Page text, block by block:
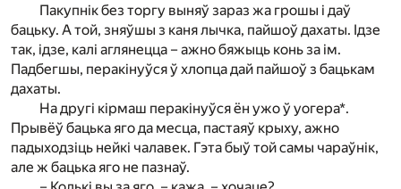
Пакупнік без торгу выняў зараз жа грошы і даў
бацьку. А той, зняўшы з каня лычка, пайшоў дахаты. Ідзе
так, ідзе, калі аглянецца – ажно бяжыць конь за ім.
Падбегшы, перакінуўся ў хлопца дай пайшоў з бацькам
дахаты.
На другі кірмаш перакінуўся ён ужо ў уогера*.
Прывёў бацька яго да месца, пастаяў крыху, ажно
падыходзіць нейкі чалавек. Гэта быў той самы чараўнік,
але ж бацька яго не пазнаў.